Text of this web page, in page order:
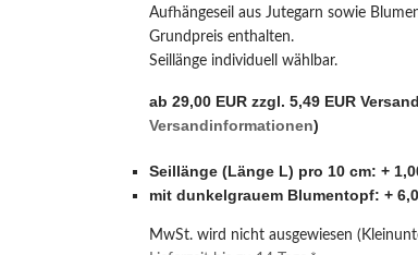
Aufhängeseil aus Jutegarn sowie
Grundpreis enthalten.
Seillänge individuell wählbar.
ab 29,00 EUR zzgl. 5,49 EUR
Versandinformationen)
Seillänge (Länge L) pro 10 cm: +
mit dunkelgrauem Blumentopf: +
MwSt. wird nicht ausgewiesen